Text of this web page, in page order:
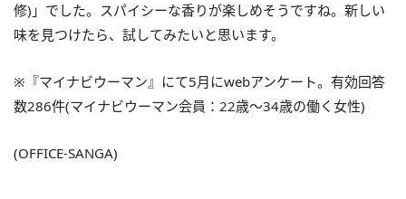
修)」でした。スパイシーな香りが楽しめそうですね。新しい
味を見つけたら、試してみたいと思います。
※『マイナビウーマン』にて5月にwebアンケート。有効回答
数286件(マイナビウーマン会員：22歳～34歳の働く女性)
(OFFICE-SANGA)